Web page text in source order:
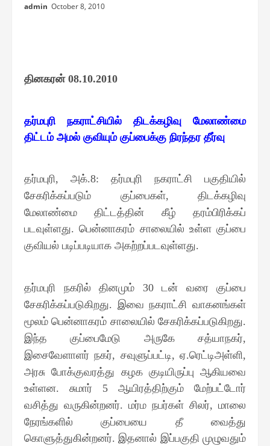
admin October 8, 2010
தினகரன் 08.10.2010
தர்மபுரி நகராட்சியில் திடக்கழிவு மேலாண்மை
திட்டம் அமல் குவியும் குப்பைக்கு நிரந்தர தீர்வு
தர்மபுரி, அக்.8: தர்மபுரி நகராட்சி பகுதியில்
சேகரிக்கப்படும் குப்பைகள், திடக்கழிவு
மேலாண்மை திட்டத்தின் கீழ் தரம்பிரிக்கப்
படவுள்ளது.பென்னாகரம் சாலையில் உள்ள குப்பை
குவியல் படிப்படியாக அகற்றப்படவுள்ளது.
தர்மபுரி நகரில் தினமும் 30 டன் வரை குப்பை
சேகரிக்கப்படுகிறது. இவை நகராட்சி வாகனங்கள்
மூலம் பென்னாகரம் சாலையில் சேகரிக்கப்படுகிறது.
இந்த குப்பைமேடு அருகே சத்யாநகர்,
இசைவேளாளர் நகர், சவுளுப்பட்டி,ஏ.ரெட்டிஅள்ளி,
அரசு போக்குவரத்து கழக குடியிருப்பு ஆகியவை
உள்ளன. சுமார் 5 ஆயிரத்திற்கும் மேற்பட்டோர்
வசித்து வருகின்றனர். மர்ம நபர்கள் சிலர், மாலை
நேரங்களில் குப்பையை தீ வைத்து
கொளுத்துகின்றனர். இதனால் இப்பகுதி முழுவதும்